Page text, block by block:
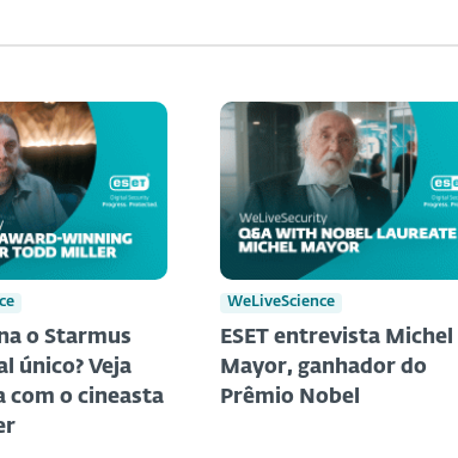
o Starmus
único? Veja
com o cineasta
WeLiveScience
ESET entrevista Michel
Mayor, ganhador do
Prêmio Nobel